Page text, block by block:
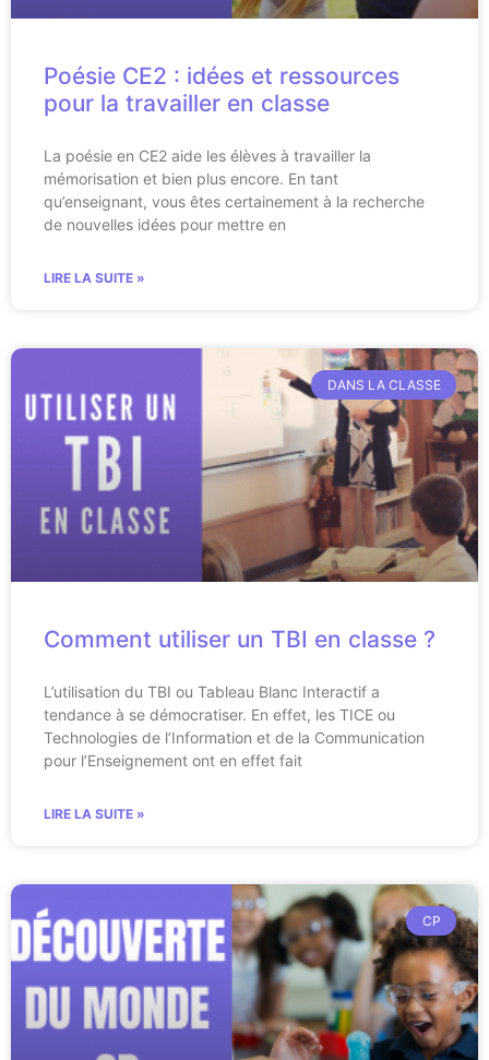
Poésie CE2 : idées et ressources
pour la travailler en classe
La poésie en CE2 aide les élèves à travailler la
mémorisation et bien plus encore. En tant
qu’enseignant, vous êtes certainement à la recherche
de nouvelles idées pour mettre en
LIRE LA SUITE »
DANS LA CLASSE
Comment utiliser un TBI en classe ?
L’utilisation du TBI ou Tableau Blanc Interactif a
tendance à se démocratiser. En effet, les TICE ou
Technologies de l’Information et de la Communication
pour l’Enseignement ont en effet fait
LIRE LA SUITE »
CP